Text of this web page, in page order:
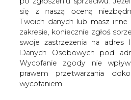
się z naszą oceną
Twoich danych lub masz inne
zakresie, koniecznie zgłoś
swoje zastrzeżenia na adres
Danych Osobowych pod
Wycofanie zgody nie
prawem przetwarzania
wycofaniem.
widzenia końcowego klienta,
domów i osiedli, jest to
komfortowe źródło zasilania w
wobec zasilania gazem.
do sieci ciepłowniczej
również deweloperzy, przy
nowych osiedli. Ponoszą oni
straty z powodu opóźniania
tworzenia na czas nowych